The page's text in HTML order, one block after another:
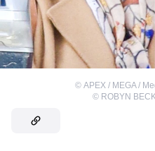
© APEX / MEGA /
© ROBYN